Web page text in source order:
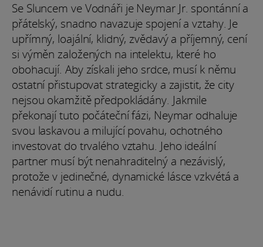
Se Sluncem ve Vodnáři je Neymar Jr. spontánní a
přátelský, snadno navazuje spojení a vztahy. Je
upřímný, loajální, klidný, zvědavý a příjemný, cení
si výměn založených na intelektu, které ho
obohacují. Aby získali jeho srdce, musí k němu
ostatní přistupovat strategicky a zajistit, že city
nejsou okamžitě předpokládány. Jakmile
překonají tuto počáteční fázi, Neymar odhaluje
svou laskavou a milující povahu, ochotného
investovat do trvalého vztahu. Jeho ideální
partner musí být nenahraditelný a nezávislý,
protože v jedinečné, dynamické lásce vzkvétá a
nenávidí rutinu a nudu.